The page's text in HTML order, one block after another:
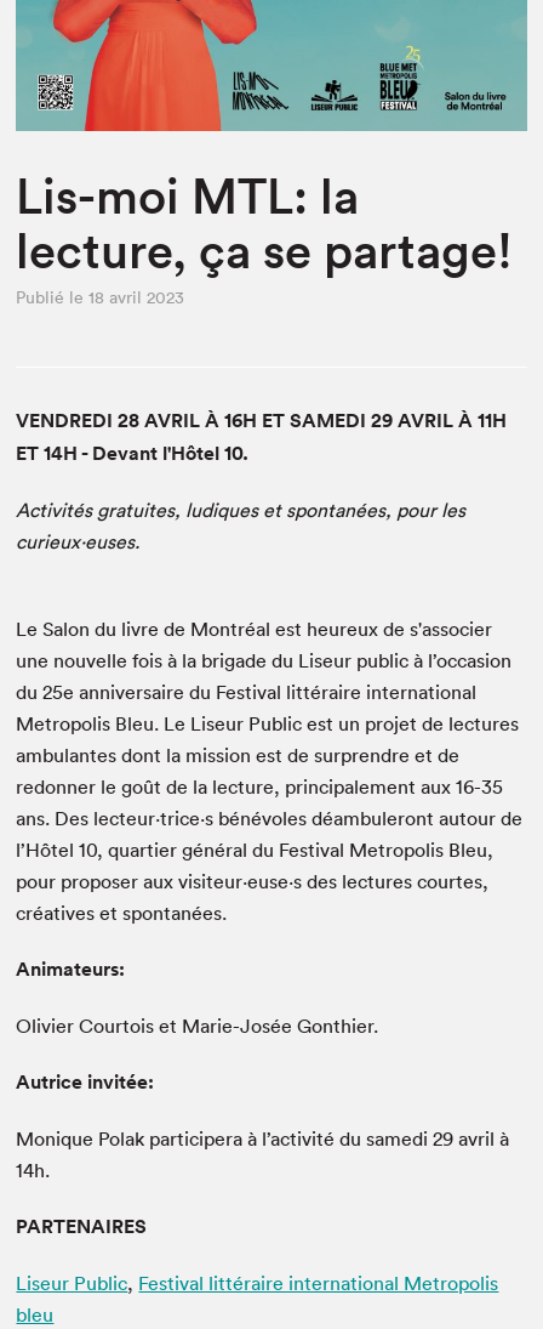
Espace enseignant·e·s
Espace pro
Lis-moi MTL: la
lecture, ça se partage!
Publié le 18 avril 2023
VENDREDI 28 AVRIL À 16H ET SAMEDI 29 AVRIL À 11H
ET 14H - Devant l'Hôtel 10.
Activités gratuites, ludiques et spontanées, pour les
curieux·euses.
Le Salon du livre de Montréal est heureux de s'associer
une nouvelle fois à la brigade du Liseur public à l’occasion
du 25e anniversaire du Festival littéraire international
Metropolis Bleu. Le Liseur Public est un projet de lectures
ambulantes dont la mission est de surprendre et de
redonner le goût de la lecture, principalement aux 16-35
ans. Des lecteur⋅trice⋅s bénévoles déambuleront autour de
l’Hôtel 10, quartier général du Festival Metropolis Bleu,
pour proposer aux visiteur⋅euse⋅s des lectures courtes,
créatives et spontanées.
Animateurs:
Olivier Courtois et Marie-Josée Gonthier.
Autrice invitée:
Monique Polak participera à l’activité du samedi 29 avril à
14h.
PARTENAIRES
Liseur Public, Festival littéraire international Metropolis
bleu